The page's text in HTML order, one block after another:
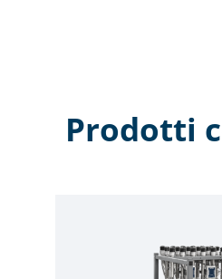
Prodotti